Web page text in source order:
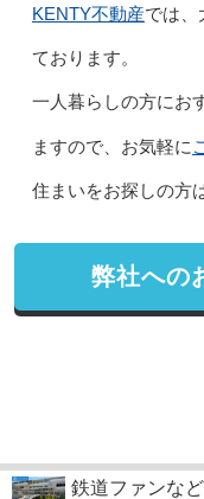
KENTY不動産では、
ております。
一人暮らしの方にお
ますので、お気軽に
住まいをお探しの方
弊社への
鉄道ファンな